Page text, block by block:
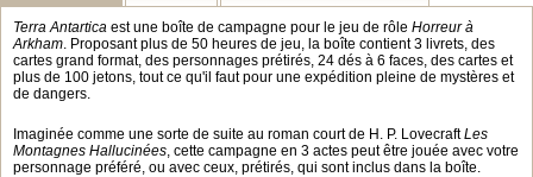
Terra Antartica est une boîte de campagne pour le jeu de rôle Horreur à
Arkham. Proposant plus de 50 heures de jeu, la boîte contient 3 livrets, des
cartes grand format, des personnages prétirés, 24 dés à 6 faces, des cartes et
plus de 100 jetons, tout ce qu'il faut pour une expédition pleine de mystères et
de dangers.
Imaginée comme une sorte de suite au roman court de H. P. LovecraftLes
Montagnes Hallucinées, cette campagne en 3 actes peut être jouée avec votre
personnage préféré, ou avec ceux, prétirés, qui sont inclus dans la boîte.